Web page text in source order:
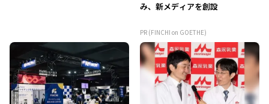
み、新メディアを創設
PR (FINCHI on GOETHE)